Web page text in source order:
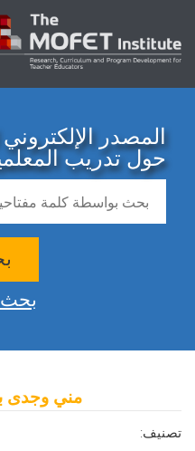
المصدر
حول تدريب
مني وجدى
تصنيف: